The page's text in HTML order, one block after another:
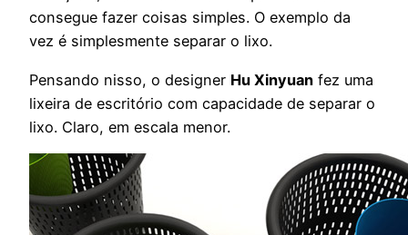
consegue fazer coisas simples. O exemplo da
vez é simplesmente separar o lixo.
Pensando nisso, o designer Hu Xinyuan fez uma
lixeira de escritório com capacidade de separar o
lixo. Claro, em escala menor.